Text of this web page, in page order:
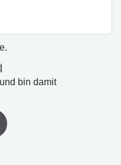
bin damit